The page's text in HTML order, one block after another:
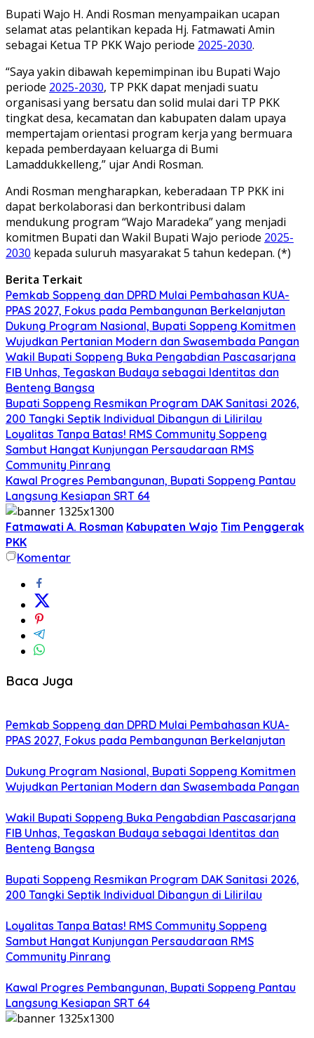
Bupati Wajo H. Andi Rosman menyampaikan ucapan
selamat atas pelantikan kepada Hj. Fatmawati Amin
sebagai Ketua TP PKK Wajo periode 2025-2030.
“Saya yakin dibawah kepemimpinan ibu Bupati Wajo
periode 2025-2030, TP PKK dapat menjadi suatu
organisasi yang bersatu dan solid mulai dari TP PKK
tingkat desa, kecamatan dan kabupaten dalam upaya
mempertajam orientasi program kerja yang bermuara
kepada pemberdayaan keluarga di Bumi
Lamaddukkelleng,” ujar Andi Rosman.
Andi Rosman mengharapkan, keberadaan TP PKK ini
dapat berkolaborasi dan berkontribusi dalam
mendukung program “Wajo Maradeka” yang menjadi
komitmen Bupati dan Wakil Bupati Wajo periode 2025-
2030 kepada suluruh masyarakat 5 tahun kedepan. (*)
Berita Terkait
Pemkab Soppeng dan DPRD Mulai Pembahasan KUA-
PPAS 2027, Fokus pada Pembangunan Berkelanjutan
Dukung Program Nasional, Bupati Soppeng Komitmen
Wujudkan Pertanian Modern dan Swasembada Pangan
Wakil Bupati Soppeng Buka Pengabdian Pascasarjana
FIB Unhas, Tegaskan Budaya sebagai Identitas dan
Benteng Bangsa
Bupati Soppeng Resmikan Program DAK Sanitasi 2026,
200 Tangki Septik Individual Dibangun di Lilirilau
Loyalitas Tanpa Batas! RMS Community Soppeng
Sambut Hangat Kunjungan Persaudaraan RMS
Community Pinrang
Kawal Progres Pembangunan, Bupati Soppeng Pantau
Langsung Kesiapan SRT 64
Fatmawati A. Rosman Kabupaten Wajo Tim Penggerak
PKK
Komentar
Baca Juga
Pemkab Soppeng dan DPRD Mulai Pembahasan KUA-
PPAS 2027, Fokus pada Pembangunan Berkelanjutan
Dukung Program Nasional, Bupati Soppeng Komitmen
Wujudkan Pertanian Modern dan Swasembada Pangan
Wakil Bupati Soppeng Buka Pengabdian Pascasarjana
FIB Unhas, Tegaskan Budaya sebagai Identitas dan
Benteng Bangsa
Bupati Soppeng Resmikan Program DAK Sanitasi 2026,
200 Tangki Septik Individual Dibangun di Lilirilau
Loyalitas Tanpa Batas! RMS Community Soppeng
Sambut Hangat Kunjungan Persaudaraan RMS
Community Pinrang
Kawal Progres Pembangunan, Bupati Soppeng Pantau
Langsung Kesiapan SRT 64